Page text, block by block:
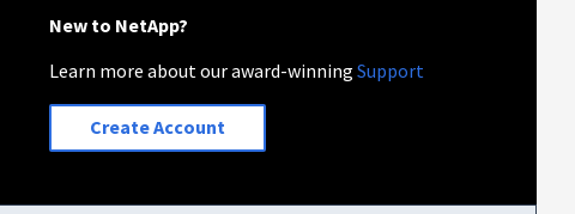
New to NetApp?
Learn more about our award-winningSupport
Create Account